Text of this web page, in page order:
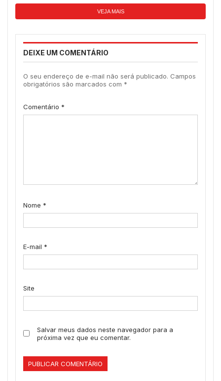
VEJA MAIS
DEIXE UM COMENTÁRIO
O seu endereço de e-mail não será publicado. Campos
obrigatórios são marcados com *
Comentário *
Nome *
E-mail *
Site
Salvar meus dados neste navegador para a
próxima vez que eu comentar.